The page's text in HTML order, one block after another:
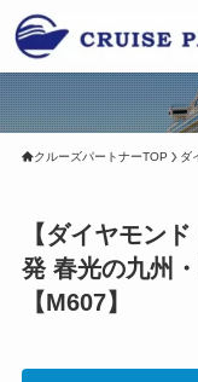
クルーズパートナーTOP ダ
【 ダイヤモンド
発 春光の九州
【M607】